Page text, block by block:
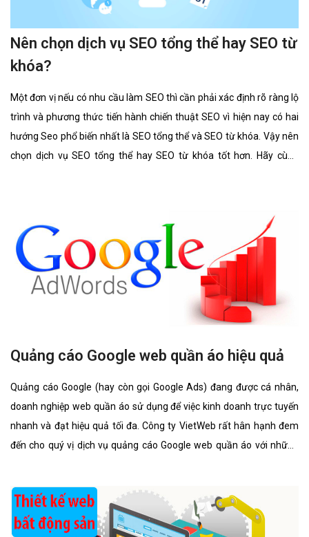
Nên chọn dịch vụ SEO tổng thể hay SEO từ
khóa?
Một đơn vị nếu có nhu cầu làm SEO thì cần phải xác định rõ ràng lộ
trình và phương thức tiến hành chiến thuật SEO vì hiện nay có hai
hướng Seo phổ biến nhất là SEO tổng thể và SEO từ khóa. Vậy nên
chọn dịch vụ SEO tổng thể hay SEO từ khóa tốt hơn. Hãy cùng
Quảng cáo Google web quần áo hiệu quả
Quảng cáo Google (hay còn gọi Google Ads) đang được cá nhân,
doanh nghiệp web quần áo sử dụng để việc kinh doanh trực tuyến
nhanh và đạt hiệu quả tối đa. Công ty VietWeb rất hân hạnh đem
đến cho quý vị dịch vụ quảng cáo Google web quần áo với những